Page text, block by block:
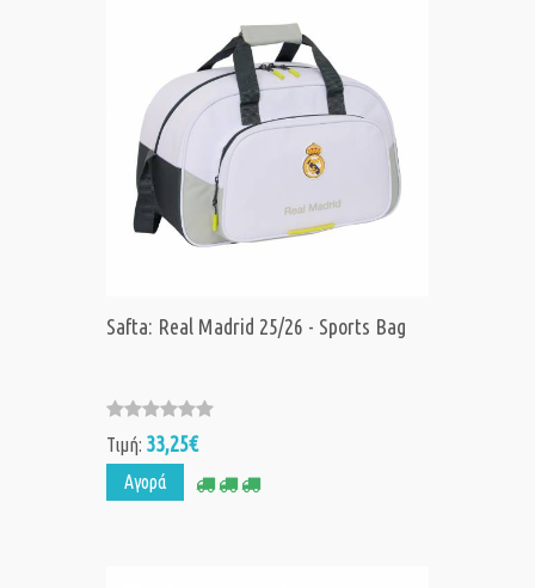
Safta: Real Madrid 25/26 - Sports Bag
Τιμή: 33,25€
Αγορά